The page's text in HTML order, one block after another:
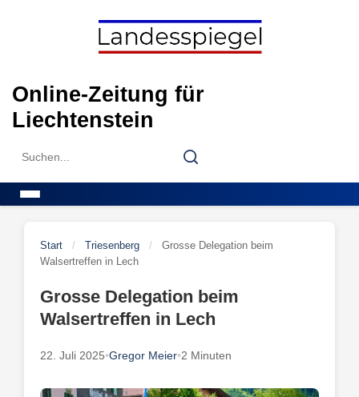
Online-Zeitung für
Liechtenstein
Search
Search
Start / Triesenberg /
Grosse Delegation beim
Walsertreffen in Lech
Grosse Delegation beim
Walsertreffen in Lech
22. Juli 2025•Gregor Meier•2 Minuten